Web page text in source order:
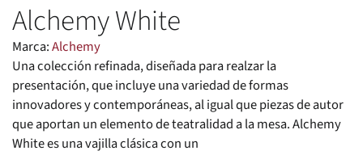
Alchemy White
Marca:Alchemy
Una colección refinada, diseñada para realzar la
presentación, que incluye una variedad de formas
innovadores y contemporáneas, al igual que piezas de autor
que aportan un elemento de teatralidad a la mesa. Alchemy
White es una vajilla clásica con un